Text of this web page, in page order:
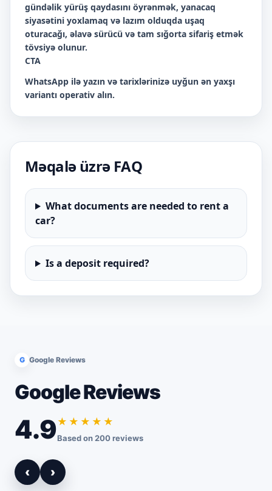
gündəlik yürüş qaydasını öyrənmək, yanacaq
siyasətini yoxlamaq və lazım olduqda uşaq
oturacağı, əlavə sürücü və tam sığorta sifariş etmək
tövsiyə olunur.
CTA
WhatsApp ilə yazın və tarixlərinizə uyğun ən yaxşı
variantı operativ alın.
Məqalə üzrə FAQ
What documents are needed to rent a
car?
Is a deposit required?
G Google Reviews
Google Reviews
4.9★★★★★
Based on 200 reviews
‹ ›